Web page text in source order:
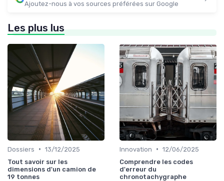
Ajoutez-nous à vos sources préférées sur Google
Les plus lus
Dossiers • 13/12/2025
Tout savoir sur les
dimensions d'un camion de
19 tonnes
Innovation • 12/06/2025
Comprendre les codes
d'erreur du
chronotachygraphe